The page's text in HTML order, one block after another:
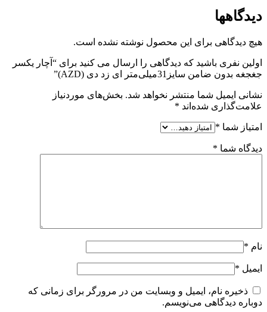
دیدگاهها
هیچ دیدگاهی برای این محصول نوشته نشده است.
اولین نفری باشید که دیدگاهی را ارسال می کنید برای “آچار یکسر
جغجغه بدون ضامن سایز31میلی‌متر ای زد دی (AZD)”
نشانی ایمیل شما منتشر نخواهد شد. بخش‌های موردنیاز
علامت‌گذاری شده‌اند *
امتیاز شما *
دیدگاه شما *
نام *
ایمیل *
ذخیره نام، ایمیل و وبسایت من در مرورگر برای زمانی که
دوباره دیدگاهی می‌نویسم.